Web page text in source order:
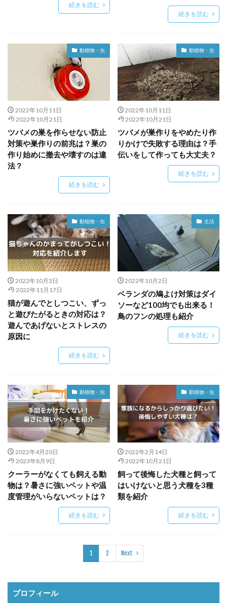
続きを読む
続きを読む
動植物・虫
2022年10月11日
2022年10月21日
ツバメの巣を作らせない防止
対策や巣作りの前兆は？巣の
作り始めに撤去や壊すのは違
法？
続きを読む
動植物・虫
2022年10月11日
2022年10月21日
ツバメが巣作りをやめたり作
りかけで失敗する理由は？手
伝いをして作っても大丈夫？
続きを読む
動植物・虫
2022年10月3日
2022年11月17日
猫が遊んでとしつこい、ずっ
と遊びたがるときの対応は？
遊んであげないとストレスの
原因に
続きを読む
生活
2022年10月2日
ベランダの鳩よけ対策はダイ
ソーなど100均でも出来る！
鳥のフンの処理も紹介
続きを読む
動植物・虫
2022年4月20日
2023年8月9日
クーラーがなくても飼える動
物は？暑さに強いペットや温
度管理がいらないペットは？
続きを読む
動植物・虫
2022年2月14日
2022年10月21日
飼って後悔した犬種と飼って
はいけないと思う犬種を3種
類を紹介
続きを読む
1 2 Next
プロフィール